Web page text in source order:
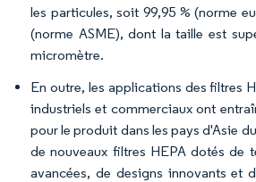
les particules, soit 99,95 % (norme
(norme ASME), dont la taille est
micromètre.
En outre, les applications des filtres
industriels et commerciaux ont
pour le produit dans les pays d'Asie
de nouveaux filtres HEPA dotés de
avancées, de designs innovants et